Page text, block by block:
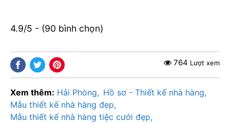
4.9/5 - (90 bình chọn)
764 Lượt xem
Xem thêm: Hải Phòng
Hồ sơ - Thiết kế nhà hàng
Mẫu thiết kế nhà hàng đẹp
Mẫu thiết kế nhà hàng tiệc cưới đẹp